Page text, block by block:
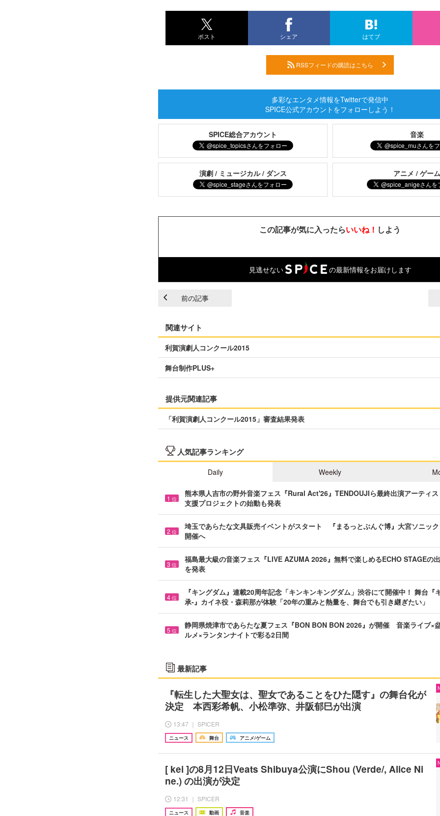
ポスト シェア はてブ
RSSフィードの購読はこちら
多彩なエンタメ情報をTwitterで発信中
SPICE公式アカウントをフォローしよう！
SPICE総合アカウント 音楽
演劇 / ミュージカル / ダンス アニメ / ゲー
この記事が気に入ったらいいね！ しよう
見逃せない の最新情報をお届けします
前の記事
関連サイト
利賀演劇人コンクール2015
舞台制作PLUS+
提供元関連記事
「利賀演劇人コンクール2015」審査結果発表
人気記事ランキング
Daily Weekly
1 位
熊本県人吉市の野外音楽フェス『Rural Act'26』TENDOUJIら最終出演アーティ
支援プロジェクトの始動も発表
2 位
埼玉であらたな文具販売イベントがスタート 『まるっとぶんぐ博』大宮ソニッ
開催へ
3 位
福島最大級の音楽フェス『LIVE AZUMA 2026』無料で楽しめるECHO STAGEの
を発表
4 位
『キングダム』連載20周年記念「キンキンキングダム」渋谷にて開催中！ 舞台
承-』カイネ役・森莉那が体験「20年の重みと熱量を、舞台でも引き継ぎたい」
5 位
静岡県焼津市であらたな夏フェス『BON BON BON 2026』が開催 音楽ライブ×
ルメ×ランタンナイトで彩る2日間
最新記事
『転生した大聖女は、聖女であることをひた隠す』の舞台化が
決定 本西彩希帆、小松準弥、井阪郁巳が出演
13:47 ｜ SPICER
ニュース 舞台 アニメ/ゲーム
[ kei ]の8月12日Veats Shibuya公演にShou (Verde/, Alice Ni
ne.) の出演が決定
12:31 ｜ SPICER
ニュース 動画 音楽